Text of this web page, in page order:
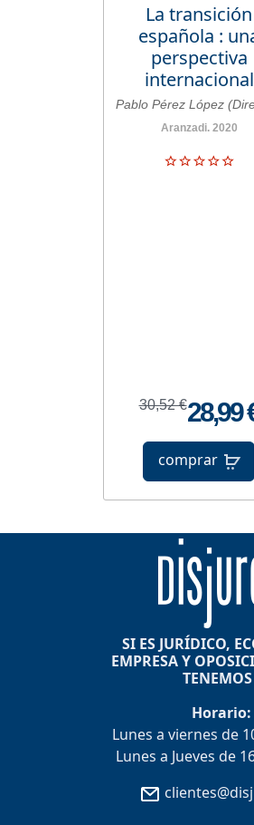
La transición
española :
perspectiva
internacional
Pablo Pérez López
Aranzadi. 2020
30,52 €28,99
comprar
SI ES JURÍDICO,
EMPRESA Y
Horario:
Lunes a viernes de
Lunes a Jueves de